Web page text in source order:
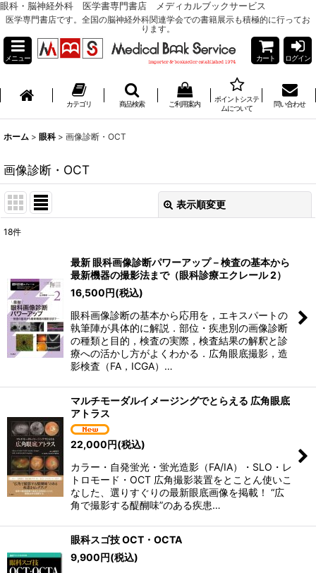
眼科・脳神経外科 医学書専門書店 メディカルブックサービス
医学専門書店です。全国の脳神経外科関連学会での書籍展示も積極的に行ってお
ります。
メニュー カート ログイン
カテゴリ 商品検索 ご利用案内
ポイントシステ
ムについて
問い合わせ
ホーム > 眼科 > 画像診断・OCT
画像診断・OCT
表示順変更
並び順 :
絞り込む
18件
最新 眼科画像診断パワーアップ－検査の基本から
最新機器の撮影法まで（眼科診療エクレール 2）
16,500 円(税込)
眼科画像診断の基本から応用を，エキスパートの
執筆陣が具体的に解説．部位・疾患別の画像診断
の種類と目的，検査の実際，検査結果の解釈と診
療への活かし方がよくわかる．広角眼底撮影，造
影検査（FA，ICGA）…
マルチモーダルイメージングでとらえる 広角眼底
アトラス
22,000円(税込)
カラー・自発蛍光・蛍光造影（FA/IA）・SLO・レ
トロモード・OCT 広角撮影装置をとことん使いこ
なした、選りすぐりの最新眼底画像を掲載！ “広
角で撮影する醍醐味”のある疾患…
眼科スゴ技 OCT・OCTA
9,900円(税込)